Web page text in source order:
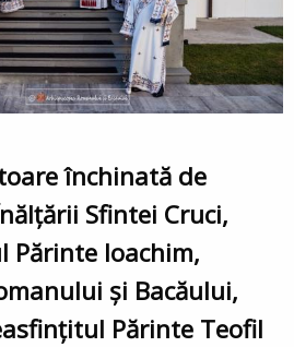
închinată de
Sfintei Cruci,
Ioachim,
și Bacăului,
Părinte Teofil